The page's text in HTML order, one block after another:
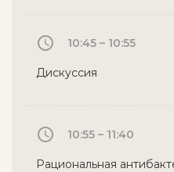
10:45 – 10:55
Дискуссия
10:55 – 11:40
Рациональная